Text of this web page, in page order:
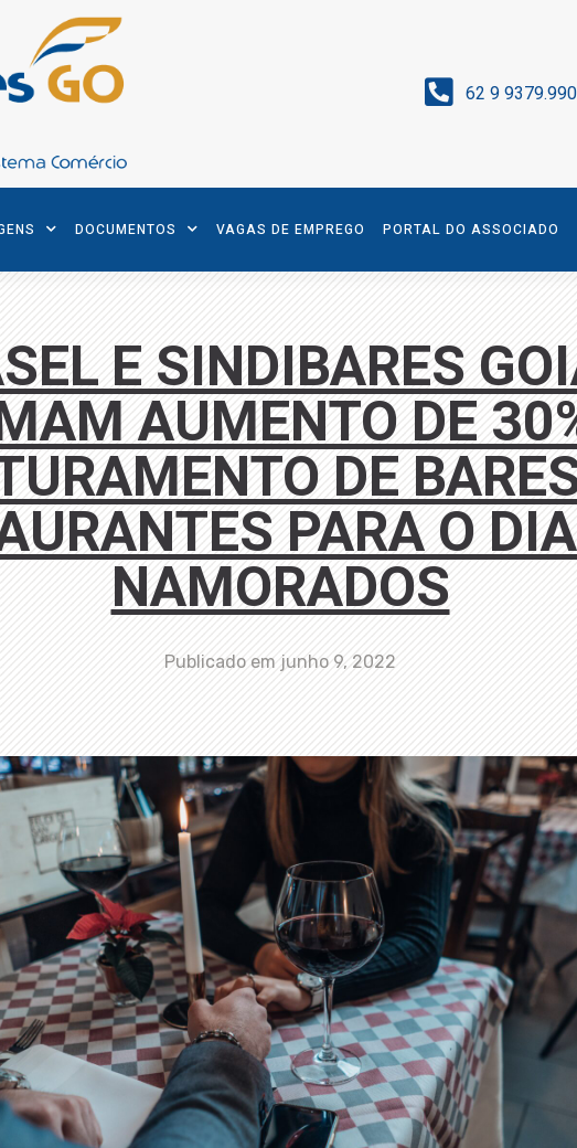
62 9
DOCUMENTOS VAGAS DE EMPREGO PORTAL DO ASSOCIADO
E SINDIBARES
AUMENTO DE
DE
PARA O
NAMORADOS
Publicado em junho 9, 2022